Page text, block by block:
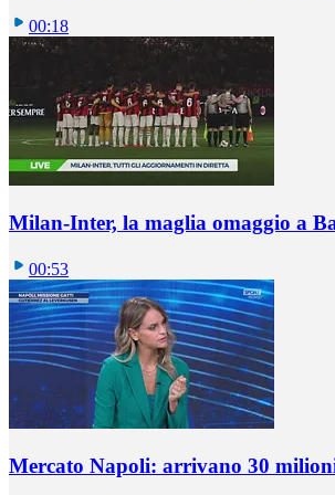
00:18
Milan-Inter, la maglia omaggio a
00:53
Mercato Napoli: arrivano 30